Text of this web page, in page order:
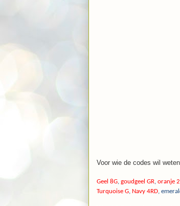
Voor wie de codes wil
Geel 8G goudgeel GR oranje
Turquoise G Navy 4RD ,